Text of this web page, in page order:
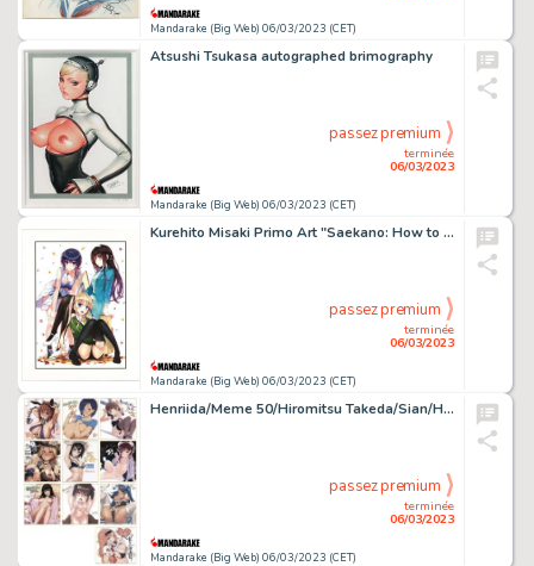
Mandarake (Big Web) 06/03/2023 (CET)
Atsushi Tsukasa autographed brimography
Mandarake (Big Web) 06/03/2023 (CET)
terminée
06/03/2023
passez premium
Kurehito Misaki Primo Art "Saekano: How to Raise a Boring Girlfriend"
Mandarake (Big Web) 06/03/2023 (CET)
terminée
06/03/2023
passez premium
Henriida/Meme 50/Hiromitsu Takeda/Sian/Hisasi/Mochi/Kikaro Uchinoue/Bosshii/Napata/Homunculus 10 pieces set of duplicate color colored paper "Wanibarsery 2015"
Mandarake (Big Web) 06/03/2023 (CET)
terminée
06/03/2023
passez premium